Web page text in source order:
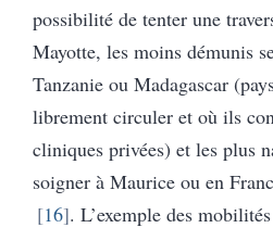
possibilité de tenter une
Mayotte, les moins démunis
Tanzanie ou Madagascar
librement circuler et où ils
cliniques privées) et les plus
soigner à Maurice ou en
16 . L’exemple des